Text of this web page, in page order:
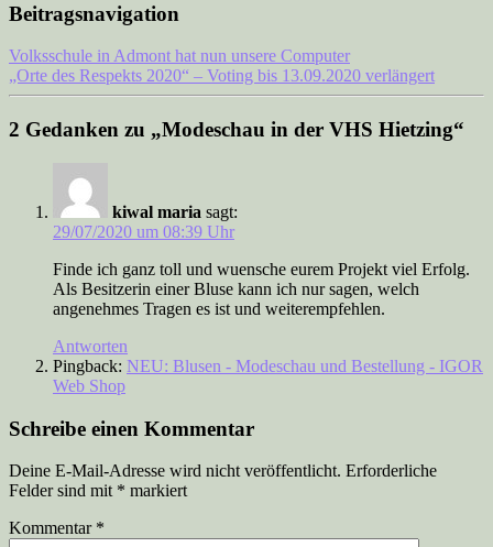
Beitragsnavigation
Volksschule in Admont hat nun unsere Computer
„Orte des Respekts 2020“ – Voting bis 13.09.2020 verlängert
2 Gedanken zu „Modeschau in der VHS Hietzing“
kiwal maria sagt:
29/07/2020 um 08:39 Uhr
Finde ich ganz toll und wuensche eurem Projekt viel Erfolg.
Als Besitzerin einer Bluse kann ich nur sagen, welch
angenehmes Tragen es ist und weiterempfehlen.
Antworten
Pingback: NEU: Blusen - Modeschau und Bestellung - IGOR
Web Shop
Schreibe einen Kommentar
Deine E-Mail-Adresse wird nicht veröffentlicht. Erforderliche
Felder sind mit * markiert
Kommentar *